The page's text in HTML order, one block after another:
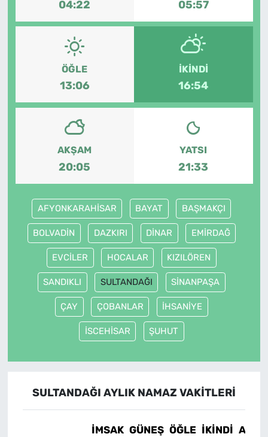
04:22 05:57
ÖĞLE
13:06
İKINDI
16:54
AKŞAM
20:05
YATSI
21:33
AFYONKARAHİSAR BAYAT BAŞMAKÇI
BOLVADİN DAZKIRI DİNAR EMİRDAĞ
EVCİLER HOCALAR KIZILÖREN
SANDIKLI SULTANDAĞI SİNANPAŞA
ÇAY ÇOBANLAR İHSANİYE
İSCEHİSAR ŞUHUT
SULTANDAĞI AYLIK NAMAZ VAKITLERI
İMSAK GÜNEŞ ÖĞLE İKINDI